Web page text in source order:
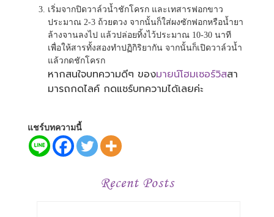
เริ่มจากปิดวาล์วน้ำชักโครก และเทสารฟอกขาว
ประมาณ 2-3 ถ้วยตวง จากนั้นก็ใส่ผงซักฟอกหรือน้ำยา
ล้างจานลงไป แล้วปล่อยทิ้งไว้ประมาณ 10-30 นาที
เพื่อให้สารทั้งสองทำปฏิกิริยากัน จากนั้นก็เปิดวาล์วน้ำ
แล้วกดชักโครก
หากสนใจบทความดีๆ ของมายน์โฮมเซอร์วิสสา
มารถกดไลค์ กดแชร์บทความได้เลยค่ะ
แชร์บทความนี้
Recent Posts